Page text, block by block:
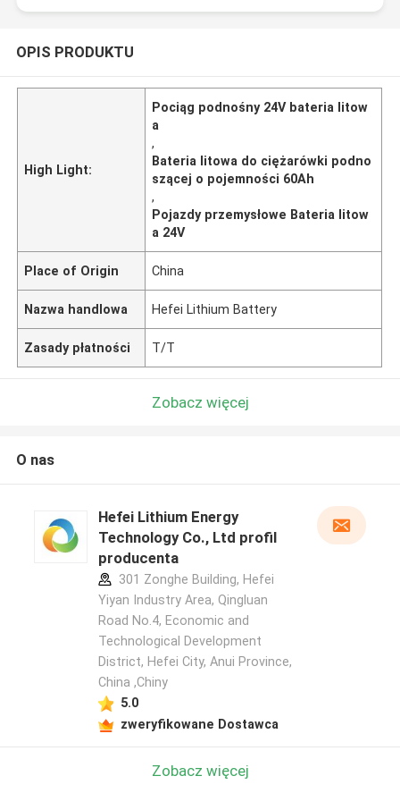
OPIS PRODUKTU
High Light:
Pociąg podnośny 24V bateria litow
a
,
Bateria litowa do ciężarówki podno
szącej o pojemności 60Ah
,
Pojazdy przemysłowe Bateria litow
a 24V
Place of Origin China
Nazwa handlowa Hefei Lithium Battery
Zasady płatności T/T
Zobacz więcej
O nas
Hefei Lithium Energy
Technology Co., Ltd profil
producenta
301 Zonghe Building, Hefei
Yiyan Industry Area, Qingluan
Road No.4, Economic and
Technological Development
District, Hefei City, Anui Province,
China ,Chiny
5.0
zweryfikowane Dostawca
Zobacz więcej